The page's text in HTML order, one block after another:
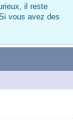
il reste
vous avez des